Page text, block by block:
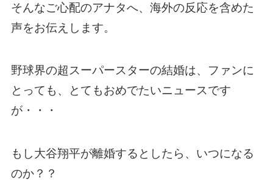
そんなご心配のアナタへ、海外の反応を含めた
声をお伝えします。
野球界の超スーパースターの結婚は、ファンに
とっても、とてもおめでたいニュースです
が・・・
もし大谷翔平が離婚するとしたら、いつになる
のか？？